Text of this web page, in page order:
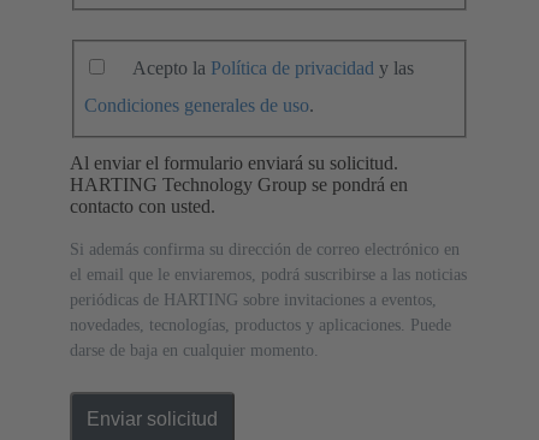
Acepto la Política de privacidad y las
Condiciones generales de uso.
Al enviar el formulario enviará su solicitud.
HARTING Technology Group se pondrá en
contacto con usted.
Si además confirma su dirección de correo electrónico en
el email que le enviaremos, podrá suscribirse a las noticias
periódicas de HARTING sobre invitaciones a eventos,
novedades, tecnologías, productos y aplicaciones. Puede
darse de baja en cualquier momento.
Enviar solicitud